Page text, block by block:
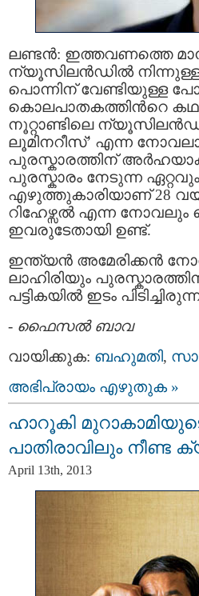
ലണ്ടന്‍: ഇത്തവണത്തെ
ന്യൂസിലൻഡിൽ നിന്നുള്ള
പൊന്നിന് വേണ്ടിയുള്ള
കൊലപാതകത്തിന്‍റെ കഥ
നൂറ്റാണ്ടിലെ
ലൂമിനറീസ്’ എന്ന
പുരസ്കാരത്തിന്
പുരസ്കാരം നേടുന്ന
എഴുത്തുകാരിയാണ് 28
റിഹേഴ്സൽ എന്ന
ഇവരുടേതായി ഉണ്ട്.
ഇന്ത്യന്‍ അമേരിക്കന്‍
ലാഹിരിയും
പട്ടികയില്‍ ഇടം
- ഫൈസല്‍ ബാവ
വായിക്കുക: ബഹുമതി,
അഭിപ്രായം എഴുതുക »
ഹാറൂകി
പാതിരാവിലും നീണ്ട
April 13th, 2013